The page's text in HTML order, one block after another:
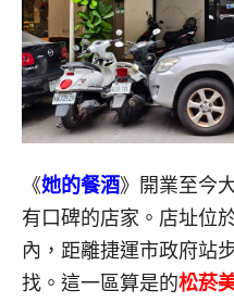
《她的餐酒》開業至今
有口碑的店家。店址位
內，距離捷運市政府站
找。這一區算是的松菸